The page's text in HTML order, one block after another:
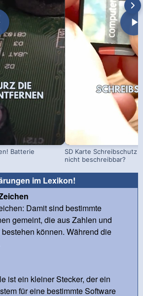
Batterie
SD Karte Schreibschutz
nicht beschreibbar?
im Lexikon!
Damit sind bestimmte
gemeint, die aus Zahlen und
können. Während die
ist ein kleiner Stecker, der ein
für eine bestimmte Software